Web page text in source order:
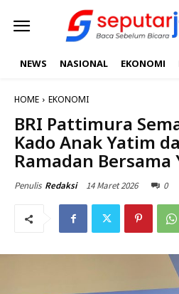
NEWS NASIONAL EKONOMI
HOME EKONOMI
BRI Pattimura
Kado Anak Yatim
Ramadan Bersama
Penulis Redaksi 14 Maret 2026 0